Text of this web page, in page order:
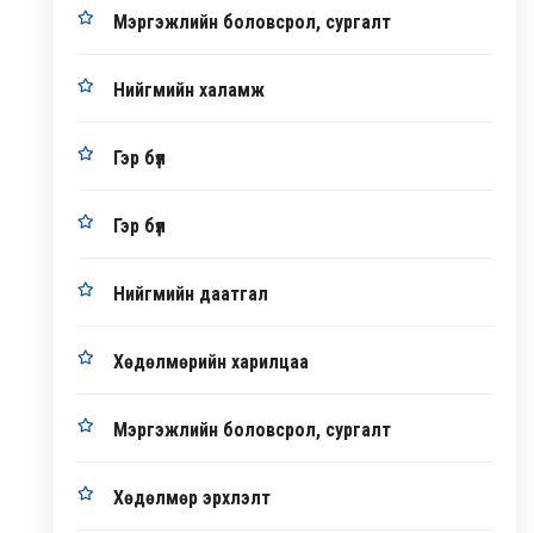
Мэргэжлийн боловсрол, сургалт
Нийгмийн халамж
Гэр бүл
Гэр бүл
Нийгмийн даатгал
Хөдөлмөрийн харилцаа
Мэргэжлийн боловсрол, сургалт
Хөдөлмөр эрхлэлт